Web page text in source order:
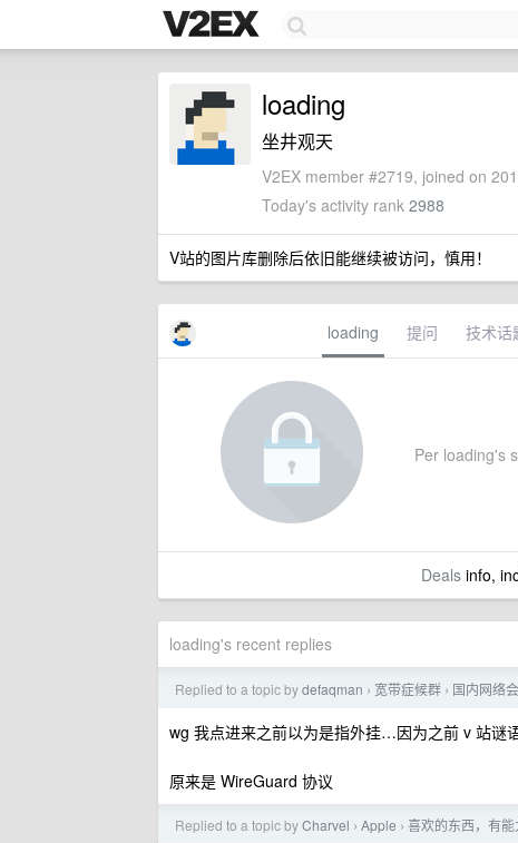
loading
坐井观天
V2EX member #2719, joined on
Today's activity rank 2988
V站的图片库删除后依旧能继续被访问，慎用！
loading 提问 技术话
Per loading's
Dealsinfo,
loading's recent replies
Replied to a topic bydefaqman › 宽带症候群 › 国内网络
wg 我点进来之前以为是指外挂…因为之前 v 站谜
原来是 WireGuard 协议
Replied to a topic byCharvel › Apple › 喜欢的东西，有